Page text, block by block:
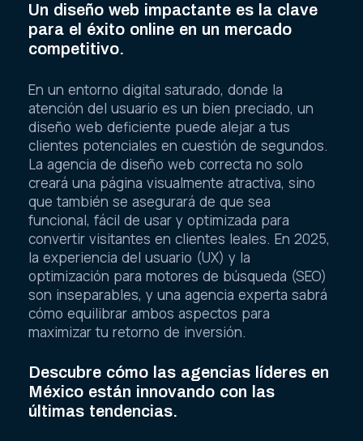
Un diseño web impactante es la clave
para el éxito online en un mercado
competitivo.
En un entorno digital saturado, donde la
atención del usuario es un bien preciado, un
diseño web deficiente puede alejar a tus
clientes potenciales en cuestión de segundos.
La agencia de diseño web correcta no solo
creará una página visualmente atractiva, sino
que también se asegurará de que sea
funcional, fácil de usar y optimizada para
convertir visitantes en clientes leales. En 2025,
la experiencia del usuario (UX) y la
optimización para motores de búsqueda (SEO)
son inseparables, y una agencia experta sabrá
cómo equilibrar ambos aspectos para
maximizar tu retorno de inversión.
Descubre cómo las agencias líderes en
México están innovando con las
últimas tendencias.